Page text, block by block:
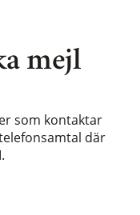
mejl
som kontaktar
där